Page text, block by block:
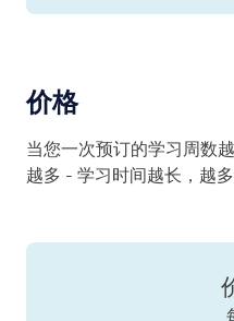
价格
当您一次预订的学习周数
越多 - 学习时间越长，越多